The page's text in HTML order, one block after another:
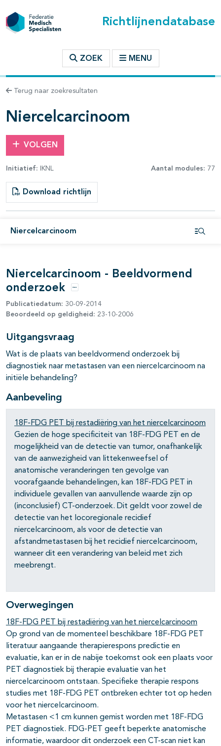
Richtlijnendatabase
ZOEK MENU
Terug naar zoekresultaten
Niercelcarcinoom
VOLGEN
Initiatief: IKNL Aantal modules: 77
Download richtlijn
Niercelcarcinoom
binnen deze richtlijn
open- en dichtklappen
open- en dichtklappen
open- en dichtklappen
open- en dichtklappen
open- en dichtklappen
open- en dichtklappen
open- en dichtklappen
Niercelcarcinoom - Beeldvormend
onderzoek
Opties
Publicatiedatum: 30-09-2014
Beoordeeld op geldigheid: 23-10-2006
Uitgangsvraag
Wat is de plaats van beeldvormend onderzoek bij
diagnostiek naar metastasen van een niercelcarcinoom na
initiële behandeling?
Aanbeveling
18F-FDG PET bij restadiëring van het niercelcarcinoom
Gezien de hoge specificiteit van 18F-FDG PET en de
mogelijkheid van de detectie van tumor, onafhankelijk
van de aanwezigheid van littekenweefsel of
anatomische veranderingen ten gevolge van
voorafgaande behandelingen, kan 18F-FDG PET in
individuele gevallen van aanvullende waarde zijn op
(inconclusief) CT-onderzoek. Dit geldt voor zowel de
detectie van het locoregionale recidief
niercelcarcinoom, als voor de detectie van
afstandmetastasen bij het recidief niercelcarcinoom,
wanneer dit een verandering van beleid met zich
meebrengt.
Overwegingen
18F-FDG PET bij restadiëring van het niercelcarcinoom
Op grond van de momenteel beschikbare 18F-FDG PET
literatuur aangaande therapierespons predictie en
evaluatie, kan er in de nabije toekomst ook een plaats voor
PET diagnostiek bij therapie evaluatie van het
niercelcarcinoom ontstaan. Specifieke therapie respons
studies met 18F-FDG PET ontbreken echter tot op heden
voor het niercelcarcinoom.
Metastasen <1 cm kunnen gemist worden met 18F-FDG
PET diagnostiek. FDG-PET geeft beperkte anatomische
informatie, waardoor dit onderzoek een CT-scan niet kan